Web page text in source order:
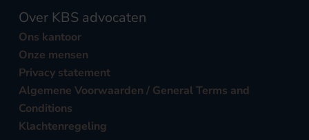
Over KBS advocaten
Ons kantoor
Onze mensen
Privacy statement
Algemene Voorwaarden / General Terms and
Conditions
Klachtenregeling